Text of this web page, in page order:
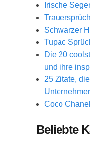
Irische
Schwarzer
Tupac
Die 20
und ihre
25 Zitate,
Coco
Beliebte